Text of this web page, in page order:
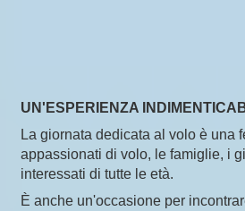
UN'ESPERIENZA
La giornata dedicata al volo è una
appassionati di volo, le famiglie, i
interessati di tutte le età.
È anche un'occasione per